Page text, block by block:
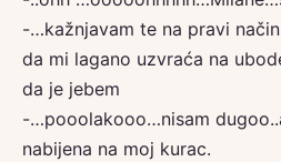
-…kažnjavam te na pravi
da mi lagano uzvraća na
da je jebem
-…pooolakooo…nisam
nabijena na moj kurac.